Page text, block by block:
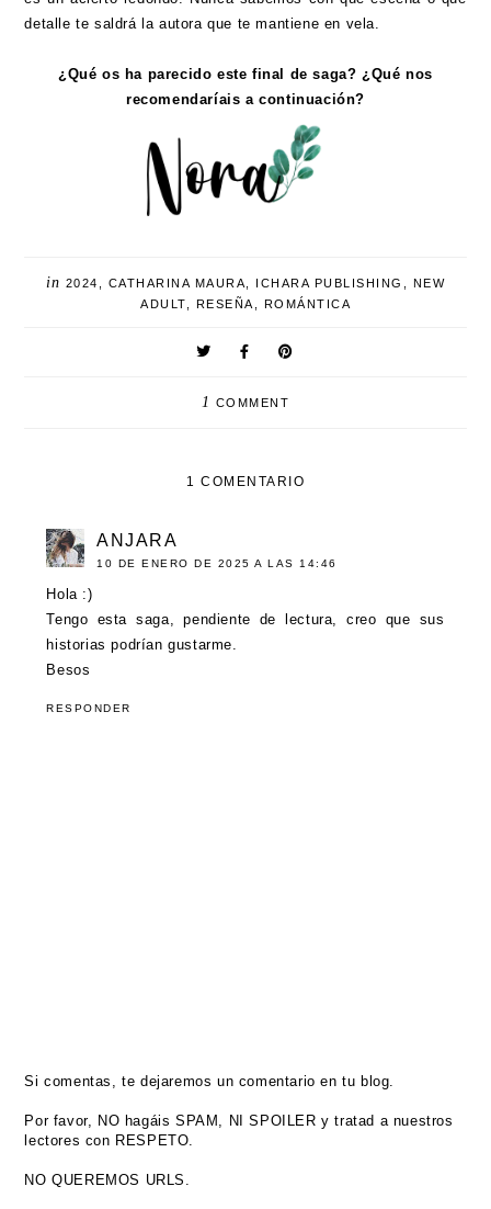
detalle te saldrá la autora que te mantiene en vela.
¿Qué os ha parecido este final de saga? ¿Qué nos
recomendaríais a continuación?
in 2024 CATHARINA MAURA ICHARA PUBLISHING
NEW
ADULT
RESEÑA ROMÁNTICA
1 COMMENT
1 COMENTARIO
ANJARA
10 DE ENERO DE 2025 A LAS 14:46
Hola :)
Tengo esta saga, pendiente de lectura, creo que sus
historias podrían gustarme.
Besos
RESPONDER
Si comentas, te dejaremos un comentario en tu blog.
Por favor, NO hagáis SPAM, NI SPOILER y tratad a nuestros
lectores con RESPETO.
NO QUEREMOS URLS.